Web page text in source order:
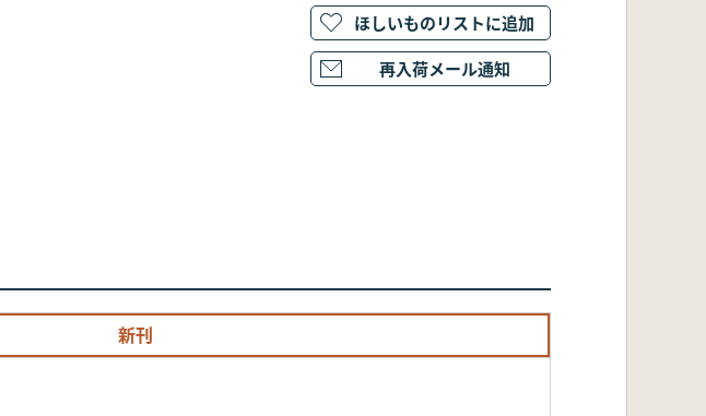
新刊
ほしいものリストに追加
再入荷メール通知